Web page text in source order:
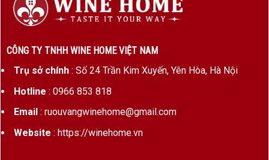
CÔNG TY TNHH WINE HOME VIỆT NAM
Trụ sở chính: Số 24 Trần Kim Xuyến, Yên Hòa, Hà Nội
Hotline : 0966 853 818
Email : ruouvangwinehome@gmail.com
Website : https://winehome.vn